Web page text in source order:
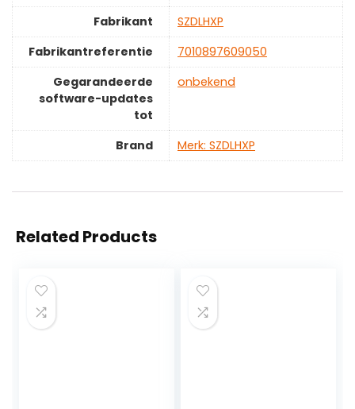
Fabrikant
‎SZDLHXP
Fabrikantreferentie
‎7010897609050
Gegarandeerde
software-updates
tot
‎onbekend
Brand Merk: SZDLHXP
Related Products